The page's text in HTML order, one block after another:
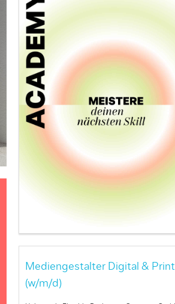
Mediengestalter Digital & Print
(w/m/d)